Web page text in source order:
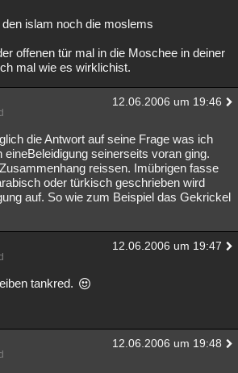
islam noch die moslems
offenen tür mal in die Moschee in deiner
mal wie es wirklichist.
12.06.2006 um 19:46
die Antwort auf seine Frage was ich
seinerseits voran ging.
reissen. Imübrigen fasse
oder türkisch geschrieben wird
auf. So wie zum Beispiel das Gekrickel
12.06.2006 um 19:47
tankred.
12.06.2006 um 19:48